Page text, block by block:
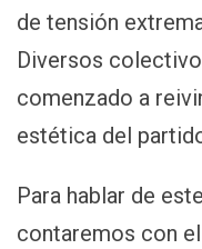
de tensión
Diversos
comenzado a
estética del
Para hablar de
contaremos con